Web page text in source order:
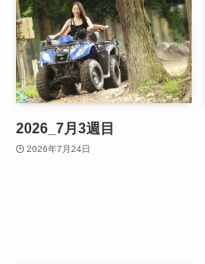
2026_7月3週目
2026年7月24日